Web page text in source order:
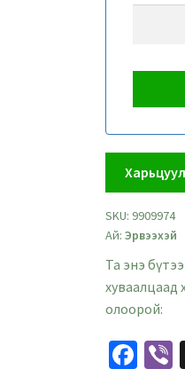
SKU: 9909974
Ай: Эрвээхэй
Та энэ
хуваалцаад
олоорой:
Fa